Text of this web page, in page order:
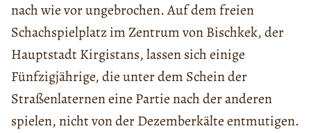
nach wie vor ungebrochen. Auf dem freien
Schachspielplatz im Zentrum von Bischkek, der
Hauptstadt Kirgistans, lassen sich einige
Fünfzigjährige, die unter dem Schein der
Straßenlaternen eine Partie nach der anderen
spielen, nicht von der Dezemberkälte entmutigen.